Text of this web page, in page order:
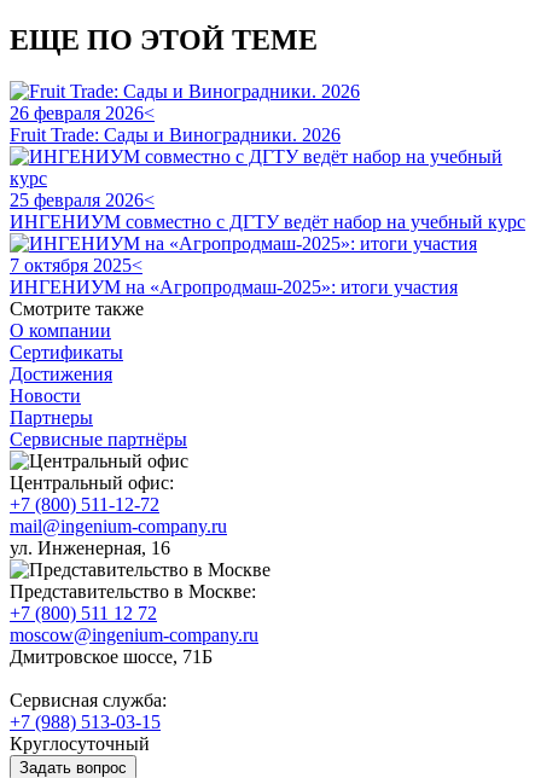
ЕЩЕ ПО ЭТОЙ ТЕМЕ
26 февраля 2026<
Fruit Trade: Сады и Виноградники. 2026
25 февраля 2026<
ИНГЕНИУМ совместно с ДГТУ ведёт набор на учебный курс
7 октября 2025<
ИНГЕНИУМ на «Агропродмаш-2025»: итоги участия
Смотрите также
О компании
Сертификаты
Достижения
Новости
Партнеры
Сервисные партнёры
Центральный офис:
+7 (800) 511-12-72
mail@ingenium-company.ru
ул. Инженерная, 16
Представительство в Москве:
+7 (800) 511 12 72
moscow@ingenium-company.ru
Дмитровское шоссе, 71Б
Сервисная служба:
+7 (988) 513-03-15
Круглосуточный
Задать вопрос